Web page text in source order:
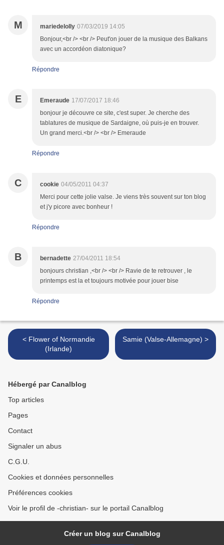
M mariedelolly 07/03/2019 14:05
Bonjour,<br /> <br /> Peut'on jouer de la musique des Balkans
avec un accordéon diatonique?
Répondre
E Emeraude 17/07/2017 18:46
bonjour je découvre ce site, c'est super. Je cherche des
tablatures de musique de Sardaigne, où puis-je en trouver.
Un grand merci.<br /> <br /> Emeraude
Répondre
C cookie 04/05/2011 04:37
Merci pour cette jolie valse. Je viens très souvent sur ton blog
et j'y picore avec bonheur !
Répondre
B bernadette 27/04/2011 18:54
bonjours christian ,<br /> <br /> Ravie de te retrouver , le
printemps est la et toujours motivée pour jouer bise
Répondre
< Flower of Normandie
(Irlande)
Samie (Valse-Allemagne) >
Hébergé par Canalblog
Top articles
Pages
Contact
Signaler un abus
C.G.U.
Cookies et données personnelles
Préférences cookies
Voir le profil de -christian- sur le portail Canalblog
Créer un blog sur Canalblog